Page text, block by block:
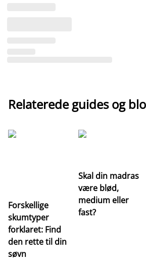
Relaterede guides og
Forskellige
skumtyper
forklaret: Find
den rette til din
søvn
Skal din madras
være blød,
medium eller
fast?